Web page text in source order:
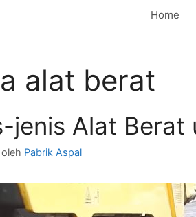
Home
alat berat
jenis Alat Berat
oleh Pabrik Aspal